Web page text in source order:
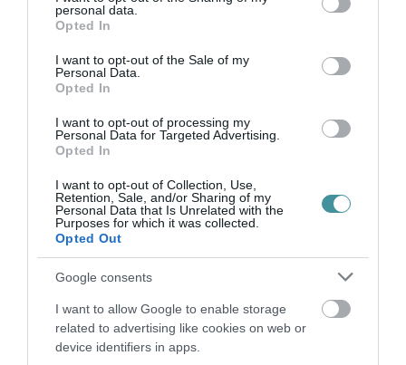
grant or deny consent to Google and its third-party tags to
use your data for below specified purposes in below Google
consent section.
personal data.
Opted In
I want to opt-out of the Sale of my
Personal Data.
Opted In
I want to opt-out of processing my
Personal Data for Targeted Advertising.
Opted In
I want to opt-out of Collection, Use,
Retention, Sale, and/or Sharing of my
Personal Data that Is Unrelated with the
Purposes for which it was collected.
Opted Out
Google consents
I want to allow Google to enable storage
related to advertising like cookies on web or
device identifiers in apps.
Legfrissebb híreink
VIZET VISZNEK A VADAKNAK A BÜKK-
2026. augusztus 10|Zöld hírek